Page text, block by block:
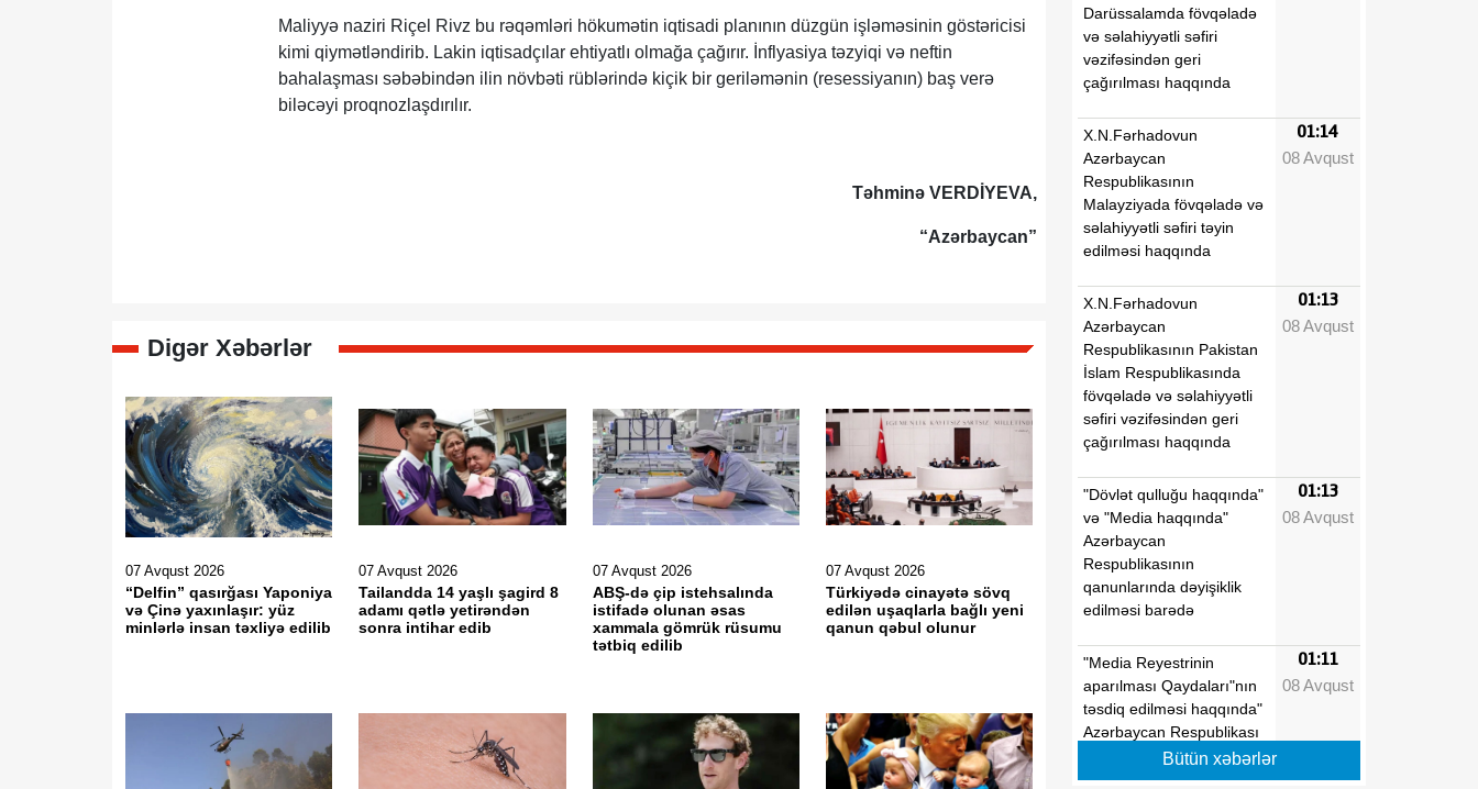
Maliyyə naziri Riçel Rivz bu rəqəmləri hökumətin iqtisadi planının düzgün işləməsinin göstəricisi
kimi qiymətləndirib. Lakin iqtisadçılar ehtiyatlı olmağa çağırır. İnflyasiya təzyiqi və neftin
bahalaşması səbəbindən ilin növbəti rüblərində kiçik bir geriləmənin (resessiyanın) baş verə
biləcəyi proqnozlaşdırılır.
Təhminə VERDİYEVA,
“Azərbaycan”
Digər Xəbərlər
07 Avqust 2026
“Delfin” qasırğası Yaponiya
və Çinə yaxınlaşır: yüz
minlərlə insan təxliyə edilib
07 Avqust 2026
Tailandda 14 yaşlı şagird 8
adamı qətlə yetirəndən
sonra intihar edib
07 Avqust 2026
ABŞ-də çip istehsalında
istifadə olunan əsas
xammala gömrük rüsumu
tətbiq edilib
07 Avqust 2026
Türkiyədə cinayətə sövq
edilən uşaqlarla bağlı yeni
qanun qəbul olunur
Darüssalamda fövqəladə
və səlahiyyətli səfiri
vəzifəsindən geri
çağırılması haqqında
X.N.Fərhadovun
Azərbaycan
Respublikasının
Malayziyada fövqəladə və
səlahiyyətli səfiri təyin
edilməsi haqqında
01:14
08 Avqust
X.N.Fərhadovun
Azərbaycan
Respublikasının Pakistan
İslam Respublikasında
fövqəladə və səlahiyyətli
səfiri vəzifəsindən geri
çağırılması haqqında
01:13
08 Avqust
"Dövlət qulluğu haqqında"
və "Media haqqında"
Azərbaycan
Respublikasının
qanunlarında dəyişiklik
edilməsi barədə
01:13
08 Avqust
"Media Reyestrinin
aparılması Qaydaları"nın
təsdiq edilməsi haqqında"
Azərbaycan Respublikası
Prezidentinin 2022-ci il 26
sentyabr tarixli 1846
01:11
08 Avqust
Bütün xəbərlər